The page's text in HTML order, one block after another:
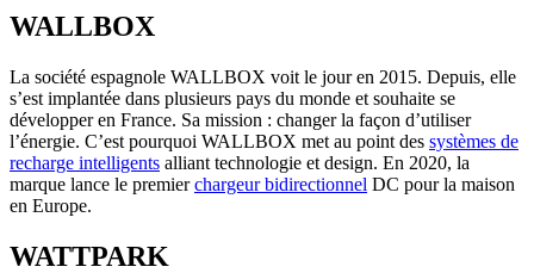
WALLBOX
La société espagnole WALLBOX voit le jour en 2015. Depuis, elle
s’est implantée dans plusieurs pays du monde et souhaite se
développer en France. Sa mission : changer la façon d’utiliser
l’énergie. C’est pourquoi WALLBOX met au point des systèmes de
recharge intelligents alliant technologie et design. En 2020, la
marque lance le premierchargeur bidirectionnel DC pour la maison
en Europe.
WATTPARK